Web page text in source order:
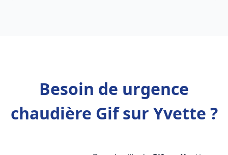
Besoin de urgence
chaudière Gif sur Yvette ?